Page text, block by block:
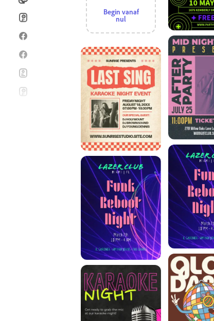
Facebook-verhalen
Begin vanaf
nul